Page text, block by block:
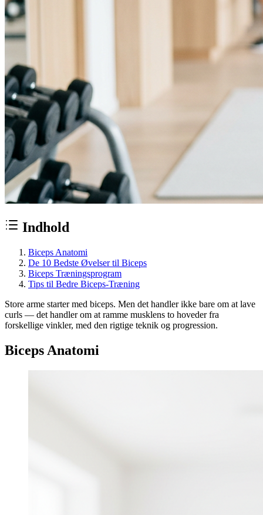
Indhold
Biceps Anatomi
De 10 Bedste Øvelser til Biceps
Biceps Træningsprogram
Tips til Bedre Biceps-Træning
Store arme starter med biceps. Men det handler ikke bare om at lave
curls — det handler om at ramme musklens to hoveder fra
forskellige vinkler, med den rigtige teknik og progression.
Biceps Anatomi